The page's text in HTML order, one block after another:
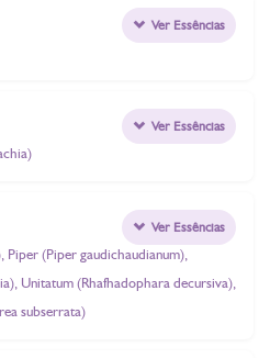
Ver Essências
Ver Essências
Piper (Piper gaudichaudianum),
Unitatum (Rhafhadophara decursiva),
subserrata)
Ver Essências